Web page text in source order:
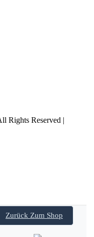
Rights Reserved |
Zurück Zum Shop